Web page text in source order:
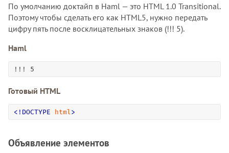
По умолчанию доктайп в Haml — это HTML 1.0 Transitional.
Поэтому чтобы сделать его как HTML5, нужно передать
цифру пять после восклицательных знаков (!!! 5).
Haml
!!! 5
Готовый HTML
< ! DOCTYPE html >
Объявление элементов